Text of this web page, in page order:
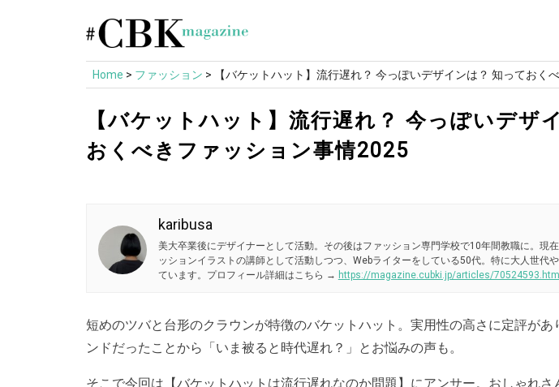
content
Home > ファッション > 【バケットハット】流行遅れ？ 今っぽいデザインは？ 知っておく
【バケットハット】流行遅れ？ 今っぽいデザ
おくべきファッション事情2025
karibusa
美大卒業後にデザイナーとして活動。その後はファッション専門学校で10年間教職に。現
ッションイラストの講師として活動しつつ、Webライターをしている50代。特に大人世代
ています。プロフィール詳細はこちら → https://magazine.cubki.jp/articles/70524593.html
短めのツバと台形のクラウンが特徴のバケットハット。実用性の高さに定評があ
ンドだったことから「いま被ると時代遅れ？」とお悩みの声も。
そこで今回は【バケットハットは流行遅れなのか問題】にアンサー。おしゃれ